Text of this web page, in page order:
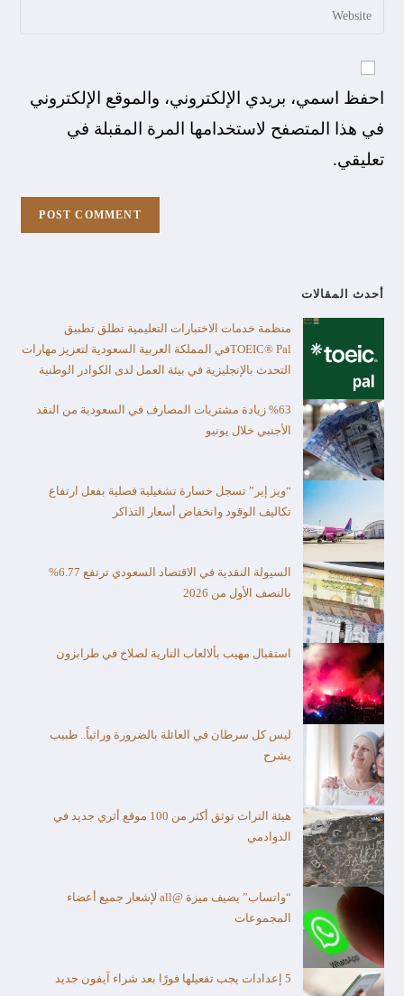
احفظ اسمي، بريدي الإلكتروني، والموقع الإلكتروني
في هذا المتصفح لاستخدامها المرة المقبلة في
تعليقي.
أحدث المقالات
منظمة خدمات الاختبارات التعليمية تطلق تطبيق
TOEIC® Palفي المملكة العربية السعودية لتعزيز مهارات
التحدث بالإنجليزية في بيئة العمل لدى الكوادر الوطنية
%63 زيادة مشتريات المصارف في السعودية من النقد
الأجنبي خلال يونيو
“ويز إير” تسجل خسارة تشغيلية فصلية بفعل ارتفاع
تكاليف الوقود وانخفاض أسعار التذاكر
السيولة النقدية في الاقتصاد السعودي ترتفع 6.77%
بالنصف الأول من 2026
استقبال مهيب بألالعاب النارية لصلاح في طرابزون
ليس كل سرطان في العائلة بالضرورة وراثياً.. طبيب
يشرح
هيئة التراث توثق أكثر من 100 موقع أثري جديد في
الدوادمي
“واتساب” يضيف ميزة @all لإشعار جميع أعضاء
المجموعات
5 إعدادات يجب تفعيلها فورًا بعد شراء آيفون جديد